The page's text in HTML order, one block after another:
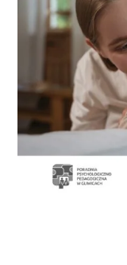
KONTAKT